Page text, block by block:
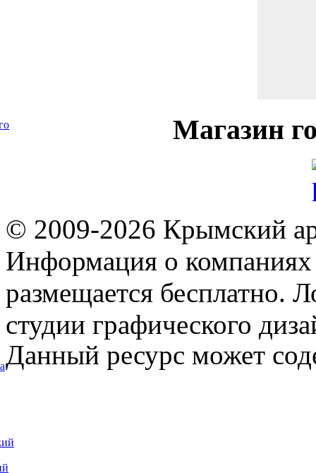
Магазин
© 2009-2026 Крымский
Информация о компаниях
размещается бесплатно.
студии графического
Данный ресурс может